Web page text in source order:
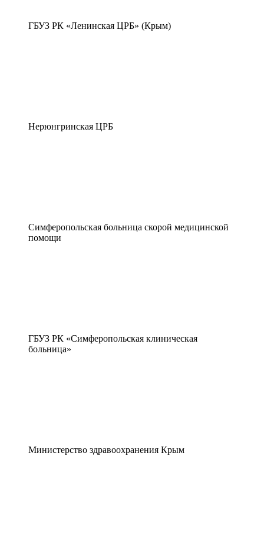
ГБУЗ РК «Ленинская ЦРБ» (Крым)
Нерюнгринская ЦРБ
Симферопольская больница скорой медицинской
помощи
ГБУЗ РК «Симферопольская клиническая
больница»
Министерство здравоохранения Крым